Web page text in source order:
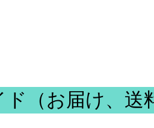
ド（お届け、送